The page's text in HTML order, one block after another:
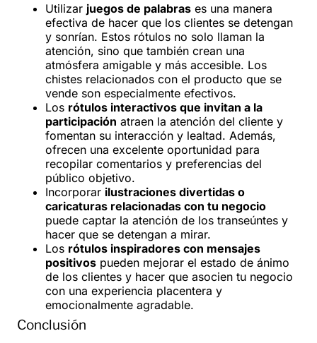
Utilizar juegos de palabras es una manera
efectiva de hacer que los clientes se detengan
y sonrían. Estos rótulos no solo llaman la
atención, sino que también crean una
atmósfera amigable y más accesible. Los
chistes relacionados con el producto que se
vende son especialmente efectivos.
Los rótulos interactivos que invitan a la
participación atraen la atención del cliente y
fomentan su interacción y lealtad. Además,
ofrecen una excelente oportunidad para
recopilar comentarios y preferencias del
público objetivo.
Incorporar ilustraciones divertidas o
caricaturas relacionadas con tu negocio
puede captar la atención de los transeúntes y
hacer que se detengan a mirar.
Los rótulos inspiradores con mensajes
positivos pueden mejorar el estado de ánimo
de los clientes y hacer que asocien tu negocio
con una experiencia placentera y
emocionalmente agradable.
Conclusión